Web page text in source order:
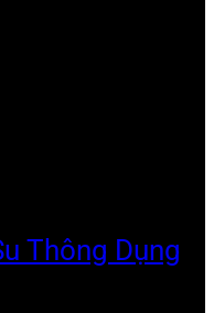
Thông Dụng